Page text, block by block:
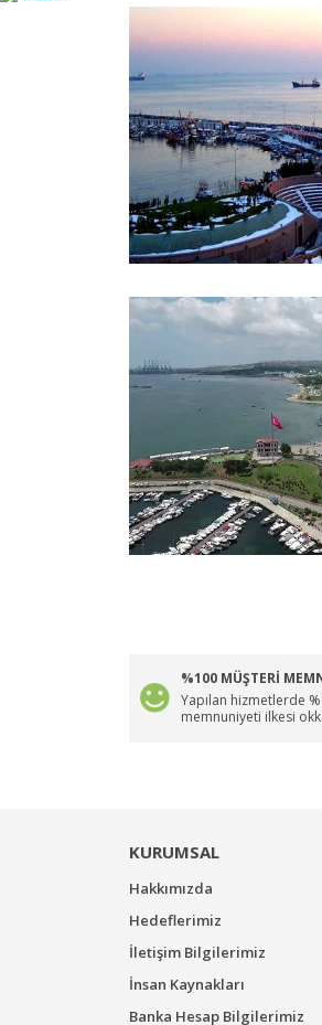
%100 MÜŞTERİ
Yapılan hizmetlerde
memnuniyeti ilkesi
KURUMSAL
Hakkımızda
Hedeflerimiz
İletişim Bilgilerimiz
İnsan Kaynakları
Banka Hesap Bilgilerimiz